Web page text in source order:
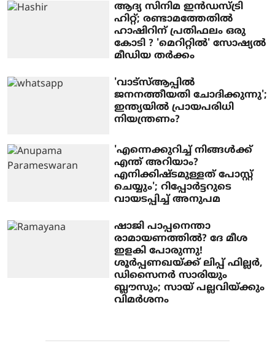
ആദ്യ സിനിമ ഇന്‍ഡസ്ട്രി
ഹിറ്റ്; രണ്ടാമത്തേതില്‍
ഹാഷിറിന് പ്രതിഫലം ഒരു
കോടി ? 'മെറിറ്റില്‍' സോഷ്യല്‍
മീഡിയ തര്‍ക്കം
'വാട്‌സ്ആപ്പില്‍
ജനനത്തീയതി ചോദിക്കുന്നു';
ഇന്ത്യയില്‍ പ്രായപരിധി
നിയന്ത്രണം?
'എന്നെക്കുറിച്ച് നിങ്ങള്‍ക്ക്
എന്ത് അറിയാം?
എനിക്കിഷ്ടമുള്ളത് പോസ്റ്റ്
ചെയ്യും'; റിപ്പോര്‍ട്ടറുടെ
വായടപ്പിച്ച് അനുപമ
ഷാജി പാപ്പനെന്താ
രാമായണത്തില്‍? ദേ മീശ
ഇളകി പോരുന്നു!
ശൂര്‍പ്പണഖയ്ക്ക് ലിപ്പ് ഫില്ലര്‍,
ഡിസൈനര്‍ സാരിയും
ബ്ലൗസും; സായ് പല്ലവിയ്ക്കും
വിമര്‍ശനം